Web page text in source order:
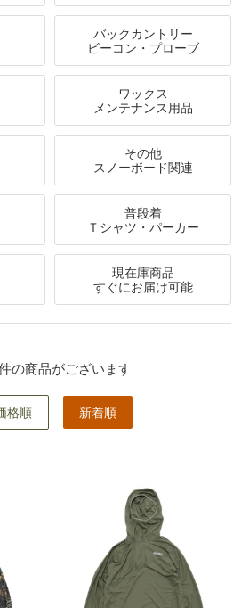
バックカントリー
ビーコン・プローブ
ワックス
メンテナンス用品
その他
スノーボード関連
普段着
Ｔシャツ・パーカー
現在庫商品
すぐにお届け可能
の商品がございます
格順 新着順